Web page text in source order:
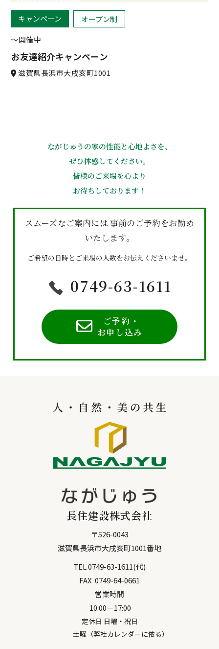
キャンペーン
オープン制
〜開催中
お友達紹介キャンペーン
滋賀県長浜市大戌亥町1001
ながじゅうの家の性能と心地よさを、
ぜひ体感してください。
皆様のご来場を心より
お待ちしております！
スムーズなご案内には 事前のご予約をお勧め
いたします。
ご希望の日時とご来場の人数をお伝えくださいませ。
0749-63-1611
ご予約・
お申し込み
長住建設株式会社
〒526-0043
滋賀県長浜市大戌亥町1001番地
TEL0749-63-1611(代)
FAX 0749-64-0661
営業時間
10:00－17:00
定休日 日曜・祝日
土曜（弊社カレンダーに依る）